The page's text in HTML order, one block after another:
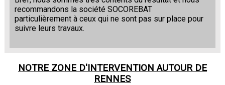
recommandons la société SOCOREBAT
particulièrement à ceux qui ne sont pas sur place pour
suivre leurs travaux.
NOTRE ZONE D'INTERVENTION AUTOUR DE
RENNES